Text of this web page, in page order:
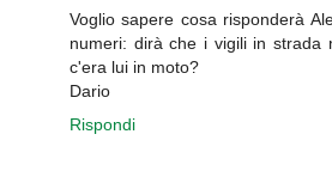
Voglio sapere cosa risponderà
numeri: dirà che i vigili in strada
c'era lui in moto?
Dario
Rispondi